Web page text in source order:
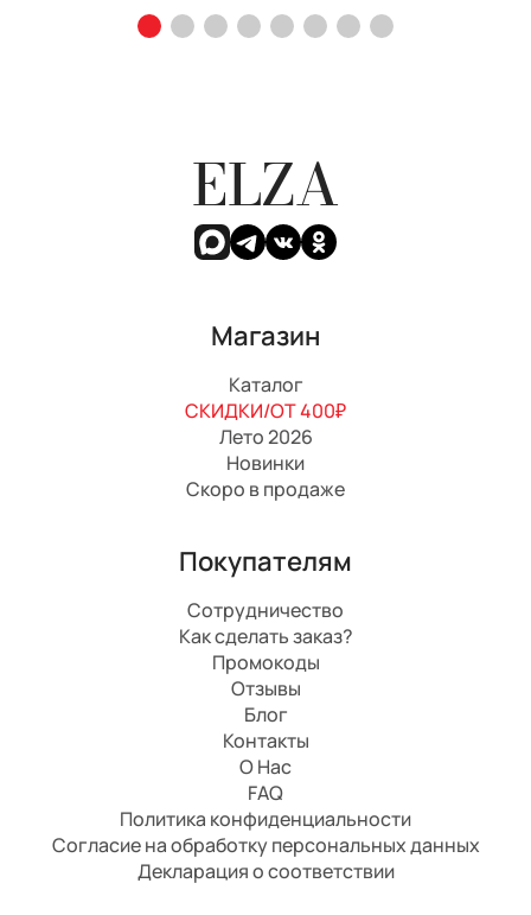
ELZA
Магазин
Каталог
СКИДКИ/ОТ 400₽
Лето 2026
Новинки
Скоро в продаже
Покупателям
Сотрудничество
Как сделать заказ?
Промокоды
Отзывы
Блог
Контакты
О Нас
FAQ
Политика конфиденциальности
Согласие на обработку персональных данных
Декларация о соответствии